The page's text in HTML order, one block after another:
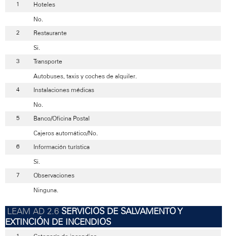
Hoteles
No.
Restaurante
Si.
Transporte
Autobuses, taxis y coches de alquiler.
Instalaciones médicas
No.
Banco/Oficina Postal
Cajeros automático/No.
Información turística
Si.
Observaciones
Ninguna.
SERVICIOS DE SALVAMENTO Y
EXTINCIÓN DE INCENDIOS